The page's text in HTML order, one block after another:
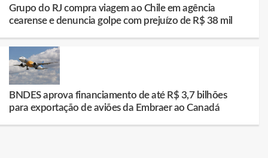
Grupo do RJ compra viagem ao Chile em agência
cearense e denuncia golpe com prejuízo de R$ 38 mil
BNDES aprova financiamento de até R$ 3,7 bilhões
para exportação de aviões da Embraer ao Canadá